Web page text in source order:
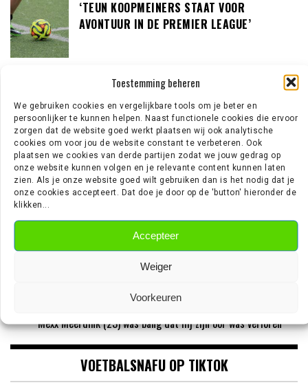
Toestemming beheren
We gebruiken cookies en vergelijkbare tools om je beter en
persoonlijker te kunnen helpen. Naast functionele cookies die ervoor
zorgen dat de website goed werkt plaatsen wij ook analytische
cookies om voor jou de website constant te verbeteren. Ook
plaatsen we cookies van derde partijen zodat we jouw gedrag op
onze website kunnen volgen en je relevante content kunnen laten
zien. Als je onze website goed wilt gebruiken dan is het nodig dat je
onze cookies accepteert. Dat doe je door op de 'button' hieronder de
klikken...
Accepteer
Weiger
Voorkeuren
‘TEUN KOOPMEINERS STAAT VOOR
AVONTUUR IN DE PREMIER LEAGUE’
‘AJAX IN GESPREK MET FRANSE
GROOTMACHT PARIS SAINT-GERMAIN’
‘TORINO DOET NAVRAAG BIJ AJAX OVER 23-JARIGE
MIDDENVELDER’
EREDIVISIE NIEUWS
Wie is Jan Virgili? De aanvaller die bij Ajax op de radar staat
‘Ajax wil nog vijf nieuwe spelers halen’
Mexx Meerdink (23) was bang dat hij zijn oor was verloren
VOETBALSNAFU OP TIKTOK